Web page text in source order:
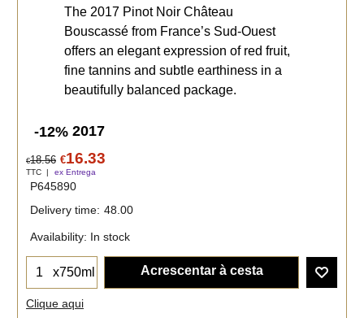
The 2017 Pinot Noir Château
Bouscassé from France’s Sud-Ouest
offers an elegant expression of red fruit,
fine tannins and subtle earthiness in a
beautifully balanced package.
-12% 2017
€18.56 €16.33
TTC ex Entrega
P645890
Delivery time: 48.00
Availability: In stock
x750ml Acrescentar à cesta
Clique aqui